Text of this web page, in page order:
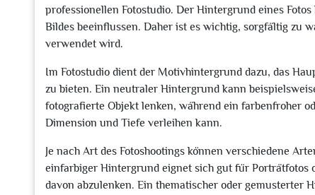
professionellen Fotostudio. Der Hintergrund eines
Bildes beeinflussen. Daher ist es wichtig, sorgfältig zu
verwendet wird.
Im Fotostudio dient der Motivhintergrund dazu, das
zu bieten. Ein neutraler Hintergrund kann
fotografierte Objekt lenken, während ein farbenfroher
Dimension und Tiefe verleihen kann.
Je nach Art des Fotoshootings können verschiedene
einfarbiger Hintergrund eignet sich gut für Porträtfotos
davon abzulenken. Ein thematischer oder gemusterter